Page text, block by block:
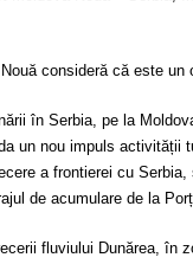
consideră că este
în Serbia, pe la
un nou impuls activității
a frontierei cu
de acumulare de la
fluviului Dunărea, în